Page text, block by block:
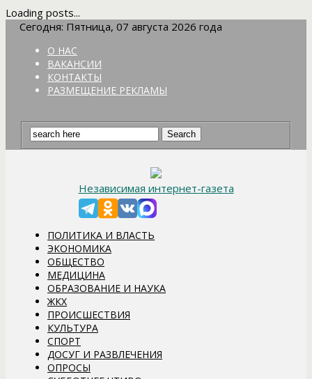
Loading posts...
Сегодня: Пятница, 07 августа 2026 года
О НАС
ВАКАНСИИ
КОНТАКТЫ
РАЗМЕЩЕНИЕ РЕКЛАМЫ
Независимая интернет-газета
ПОЛИТИКА И ВЛАСТЬ
ЭКОНОМИКА
ОБЩЕСТВО
МЕДИЦИНА
ОБРАЗОВАНИЕ И НАУКА
ЖКХ
ПРОИСШЕСТВИЯ
КУЛЬТУРА
СПОРТ
ДОСУГ И РАЗВЛЕЧЕНИЯ
ОПРОСЫ